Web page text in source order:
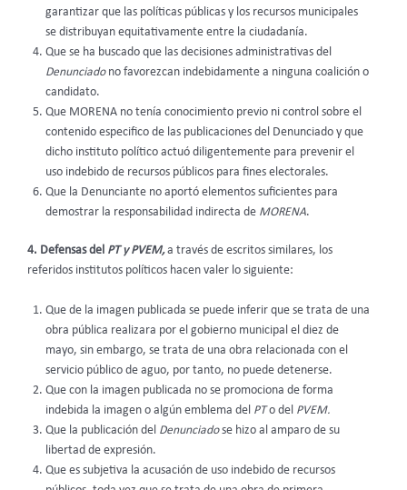
garantizar que las políticas públicas y los recursos municipales
se distribuyan equitativamente entre la ciudadanía.
Que se ha buscado que las decisiones administrativas del
Denunciadono favorezcan indebidamente a ninguna coalición o
candidato.
Que MORENA no tenía conocimiento previo ni control sobre el
contenido especifico de las publicaciones del Denunciado y que
dicho instituto político actuó diligentemente para prevenir el
uso indebido de recursos públicos para fines electorales.
Que la Denunciante no aportó elementos suficientes para
demostrar la responsabilidad indirecta de MORENA.
4. Defensas del PT y PVEM,a través de escritos similares, los
referidos institutos políticos hacen valer lo siguiente:
Que de la imagen publicada se puede inferir que se trata de una
obra pública realizara por el gobierno municipal el diez de
mayo, sin embargo, se trata de una obra relacionada con el
servicio público de aguo, por tanto, no puede detenerse.
Que con la imagen publicada no se promociona de forma
indebida la imagen o algún emblema del PTo del PVEM.
Que la publicación del Denunciadose hizo al amparo de su
libertad de expresión.
Que es subjetiva la acusación de uso indebido de recursos